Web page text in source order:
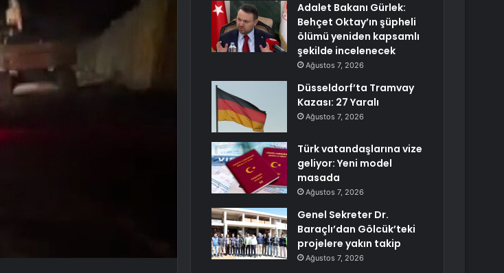
Adalet Bakanı Gürlek:
Behçet Oktay’ın şüpheli
ölümü yeniden kapsamlı
şekilde incelenecek
Ağustos 7, 2026
Düsseldorf’ta Tramvay
Kazası: 27 Yaralı
Ağustos 7, 2026
Türk vatandaşlarına vize
geliyor: Yeni model
masada
Ağustos 7, 2026
Genel Sekreter Dr.
Baraçlı’dan Gölcük’teki
projelere yakın takip
Ağustos 7, 2026